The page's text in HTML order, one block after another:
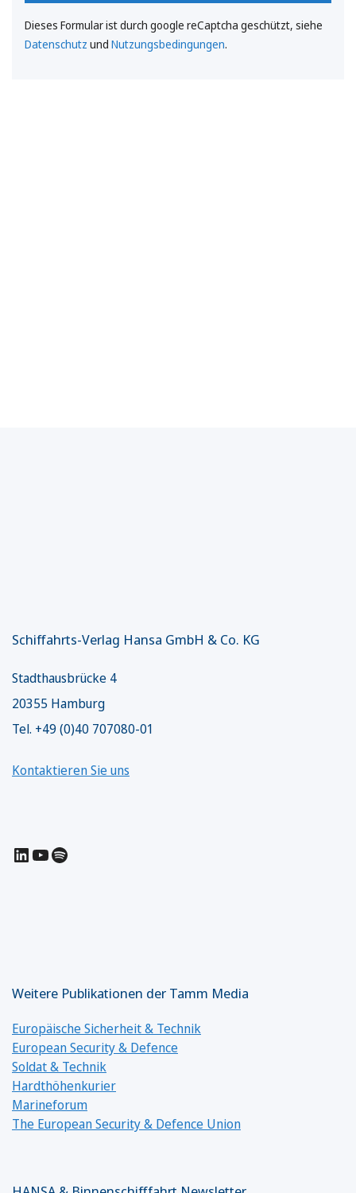
Dieses Formular ist durch google reCaptcha geschützt, siehe
Datenschutz und Nutzungsbedingungen.
Schiffahrts-Verlag Hansa GmbH & Co. KG
Stadthausbrücke 4
20355 Hamburg
Tel. +49 (0)40 707080-01
Kontaktieren Sie uns
LinkedIn
YouTube
Spotify
Weitere Publikationen der Tamm Media
Europäische Sicherheit & Technik
European Security & Defence
Soldat & Technik
Hardthöhenkurier
Marineforum
The European Security & Defence Union